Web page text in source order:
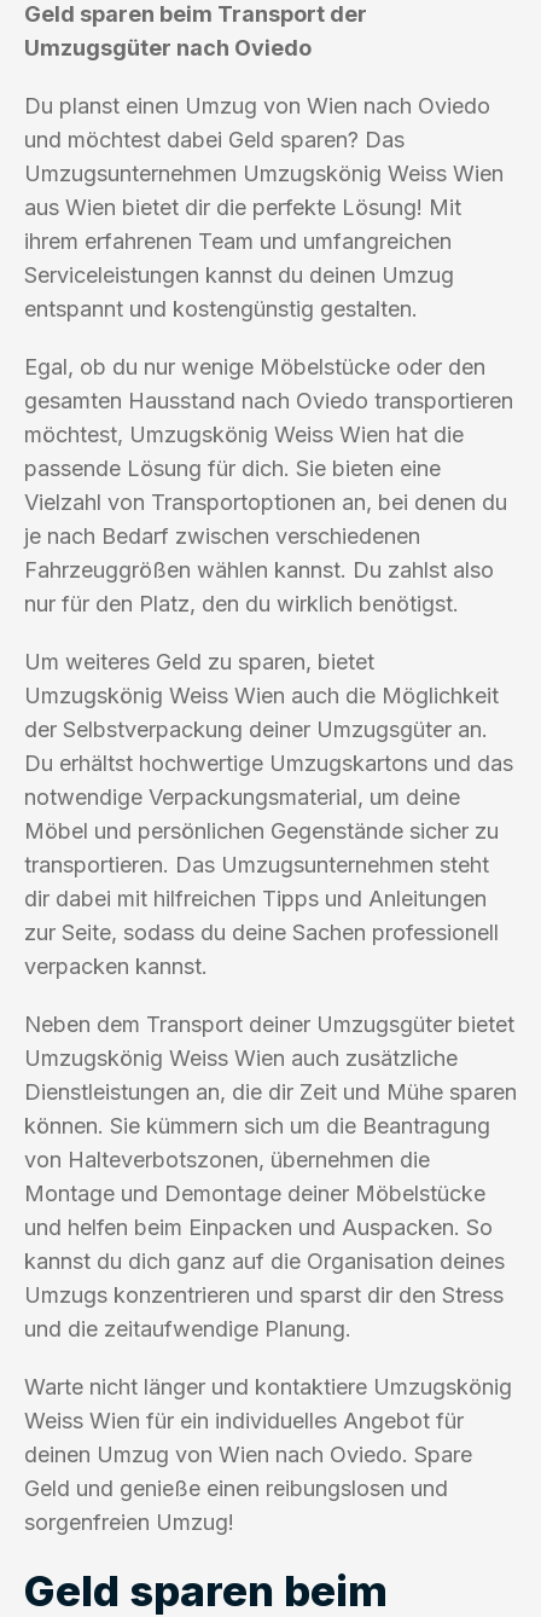
Geld sparen beim Transport der
Umzugsgüter nach Oviedo
Du planst einen Umzug von Wien nach Oviedo
und möchtest dabei Geld sparen? Das
Umzugsunternehmen Umzugskönig Weiss Wien
aus Wien bietet dir die perfekte Lösung! Mit
ihrem erfahrenen Team und umfangreichen
Serviceleistungen kannst du deinen Umzug
entspannt und kostengünstig gestalten.
Egal, ob du nur wenige Möbelstücke oder den
gesamten Hausstand nach Oviedo transportieren
möchtest, Umzugskönig Weiss Wien hat die
passende Lösung für dich. Sie bieten eine
Vielzahl von Transportoptionen an, bei denen du
je nach Bedarf zwischen verschiedenen
Fahrzeuggrößen wählen kannst. Du zahlst also
nur für den Platz, den du wirklich benötigst.
Um weiteres Geld zu sparen, bietet
Umzugskönig Weiss Wien auch die Möglichkeit
der Selbstverpackung deiner Umzugsgüter an.
Du erhältst hochwertige Umzugskartons und das
notwendige Verpackungsmaterial, um deine
Möbel und persönlichen Gegenstände sicher zu
transportieren. Das Umzugsunternehmen steht
dir dabei mit hilfreichen Tipps und Anleitungen
zur Seite, sodass du deine Sachen professionell
verpacken kannst.
Neben dem Transport deiner Umzugsgüter bietet
Umzugskönig Weiss Wien auch zusätzliche
Dienstleistungen an, die dir Zeit und Mühe sparen
können. Sie kümmern sich um die Beantragung
von Halteverbotszonen, übernehmen die
Montage und Demontage deiner Möbelstücke
und helfen beim Einpacken und Auspacken. So
kannst du dich ganz auf die Organisation deines
Umzugs konzentrieren und sparst dir den Stress
und die zeitaufwendige Planung.
Warte nicht länger und kontaktiere Umzugskönig
Weiss Wien für ein individuelles Angebot für
deinen Umzug von Wien nach Oviedo. Spare
Geld und genieße einen reibungslosen und
sorgenfreien Umzug!
Geld sparen beim